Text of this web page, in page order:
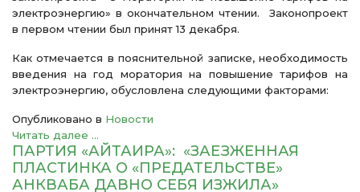
электроэнергию» в окончательном чтении. Законопроект
в первом чтении был принят 13 декабря.
Как отмечается в пояснительной записке, необходимость
введения на год моратория на повышение тарифов на
электроэнергию, обусловлена следующими факторами:
Опубликовано в Новости
Читать далее ...
ПАРТИЯ «АЙТАИРА»: «ЗАЕЗЖЕННАЯ
ПЛАСТИНКА О «ПРЕДАТЕЛЬСТВЕ»
АНКВАБА ДАВНО СЕБЯ ИЗЖИЛА»